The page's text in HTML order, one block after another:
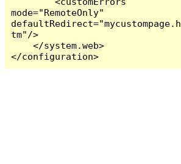
mode="RemoteOnly"
defaultRedirect="mycustompage.h
tm"/>
    </system.web>
</configuration>